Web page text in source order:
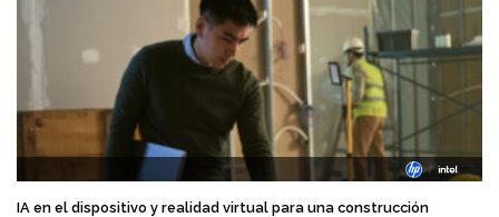
IA en el dispositivo y realidad virtual para una construcción